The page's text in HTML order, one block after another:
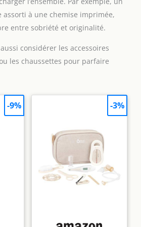
à une chemise imprimée,
entre sobriété et originalité.
considérer les accessoires
les chaussettes pour parfaire
-9% -3%